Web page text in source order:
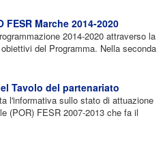
Marche 2014-2020
2014-2020 attraverso la
del Programma. Nella seconda
Tavolo del partenariato
l'informativa sullo stato di attuazione
(POR) FESR 2007-2013 che fa il